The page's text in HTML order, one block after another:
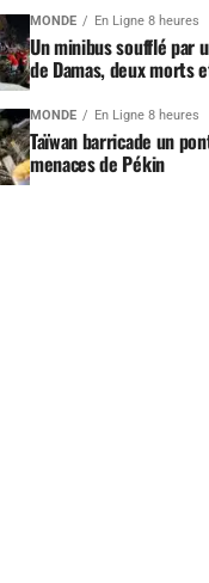
MONDE En Ligne 8 heures
Un minibus soufflé par
de Damas, deux morts
MONDE En Ligne 8 heures
Taïwan barricade un
menaces de Pékin